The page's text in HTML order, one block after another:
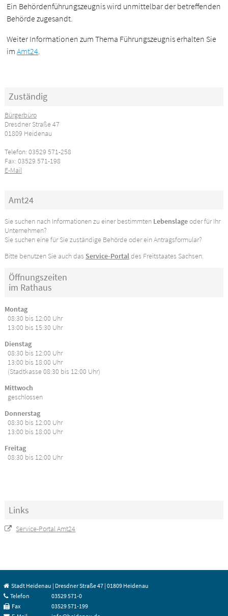
Ein Behördenführungszeugnis wird unmittelbar der betreffenden
Behörde zugesandt.
Weiter Informationen zum Thema Führungszeugnis erhalten Sie
imAmt24.
Zuständig
Bürgerbüro
Dresdner Straße 47
01809 Heidenau
Telefon: 03529 571-258
Fax: 03529 571-198
E-Mail
Amt24
Sie suchen nach Informationen zu einer bestimmten Lebenslageoder für Ihr
Unternehmen?
Sie suchen eine für Sie zuständige Behörde oder ein Antragsformular?
Bitte benutzen Sie auch das Service-Portaldes Freitstaates Sachsen.
Öffnungszeiten
im Rathaus
Montag
08:30 bis 12:00 Uhr
13:00 bis 15:30 Uhr
Dienstag
08:30 bis 12:00 Uhr
13:00 bis 18:00 Uhr
(Stadtkasse 08:30 bis 12:00 Uhr)
Mittwoch
geschlossen
Donnerstag
08:30 bis 12:00 Uhr
13:00 bis 18:00 Uhr
Freitag
08:30 bis 12:00 Uhr
Links
Service-Portal Amt24
Stadt Heidenau | Dresdner Straße 47 | 01809 Heidenau
Telefon
03529 571-0
Fax
03529 571-199